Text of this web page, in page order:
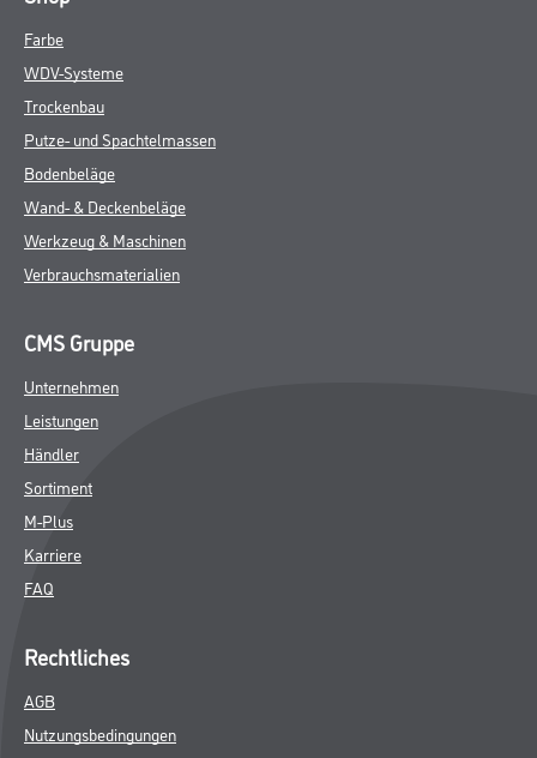
Farbe
WDV-Systeme
Trockenbau
Putze- und Spachtelmassen
Bodenbeläge
Wand- & Deckenbeläge
Werkzeug & Maschinen
Verbrauchsmaterialien
CMS Gruppe
Unternehmen
Leistungen
Händler
Sortiment
M-Plus
Karriere
FAQ
Rechtliches
AGB
Nutzungsbedingungen